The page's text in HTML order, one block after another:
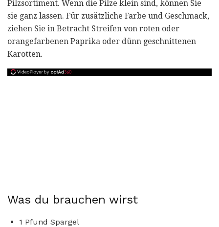
Pilzsortiment. Wenn die Pilze klein sind, können Sie
sie ganz lassen. Für zusätzliche Farbe und Geschmack,
ziehen Sie in Betracht Streifen von roten oder
orangefarbenen Paprika oder dünn geschnittenen
Karotten.
Was du brauchen wirst
1 Pfund Spargel